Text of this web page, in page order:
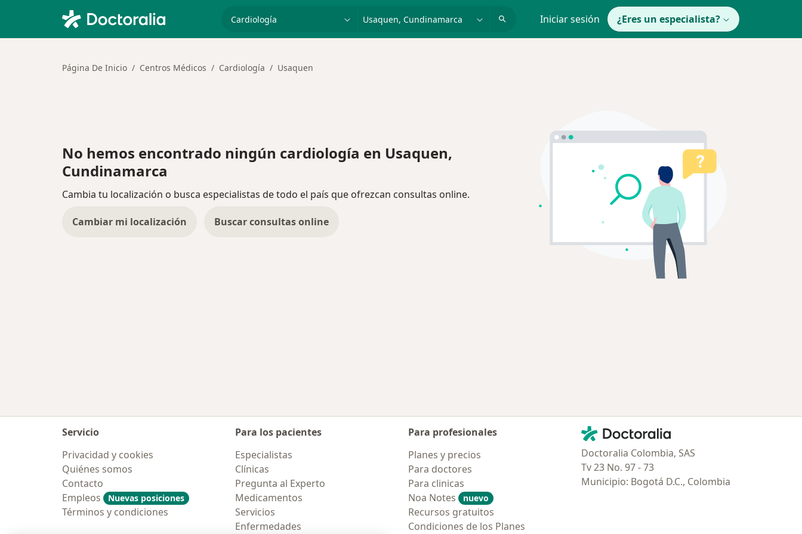
especialidad, enfermedad o nombre Iniciar sesión ¿Eres un especialista?
Página De Inicio Centros Médicos Cardiología Usaquen
No hemos encontrado ningún cardiología en Usaquen,
Cundinamarca
Cambia tu localización o busca especialistas de todo el país que ofrezcan consultas online.
Cambiar mi localización Buscar consultas online
Servicio
Privacidad y cookies
Quiénes somos
Contacto
Empleos
Nuevas posiciones
Términos y condiciones
Para los pacientes
Especialistas
Clínicas
Pregunta al Experto
Medicamentos
Servicios
Enfermedades
Para profesionales
Planes y precios
Para doctores
Para clinicas
Noa Notes
nuevo
Recursos gratuitos
Condiciones de los Planes
Contacto
Doctoralia - Página de inicio
Doctoralia Colombia, SAS
Tv 23 No. 97 - 73
Municipio: Bogotá D.C., Colombia